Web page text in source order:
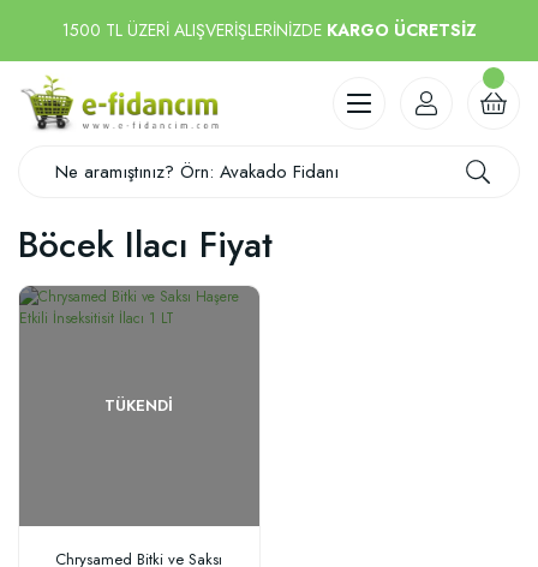
1500 TL ÜZERİ ALIŞVERİŞLERİNİZDE KARGO ÜCRETSİZ
Böcek Ilacı Fiyat
TÜKENDI
Chrysamed Bitki ve Saksı